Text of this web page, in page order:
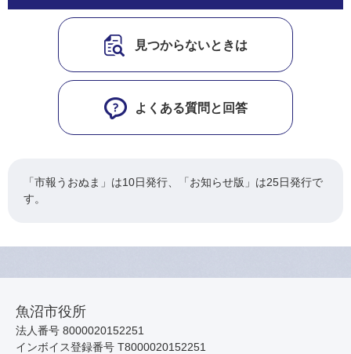
見つからないときは
よくある質問と回答
「市報うおぬま」は10日発行、「お知らせ版」は25日発行で
す。
魚沼市役所
法人番号 8000020152251
インボイス登録番号 T8000020152251